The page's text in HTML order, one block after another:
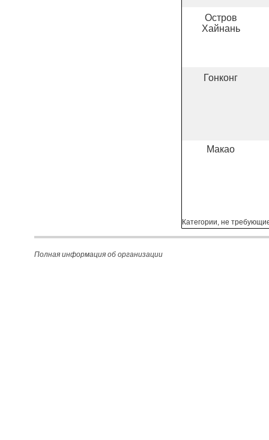
Остров
Хайнань
Гонконг
Макао
Категории, не
Полная информация об организации